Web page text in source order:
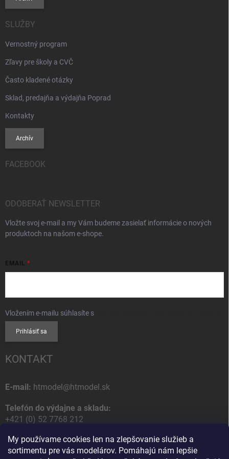
My používame cookies len na zlepšovanie služieb a
sortimentu pre vás modelárov. Pomáhajú nám lepšie
SLUŽBY
Vernostný program
Zľavy pre školy a CVČ
Často kladené otázky
Sklad, predajňa a výdajňa Poprad
Kontakty
Archív
FACEBOOK
ODOBERAŤ NEWSLETTER
Vložte svoj e-mail a my Vám budeme zasielať informácie o nových
produktoch na našom e-shope.
EMAIL
Vložením e-mailu súhlasíte s
Prihlásiť sa
KONTAKT
E-mail: htmodel@htmodel.sk
Telefón do výdajne a skladu:
+421 (0) 52 7768 212
Poštová / Odberná adresa:
HT model